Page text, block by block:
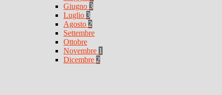
Giugno 3
Luglio 3
Agosto 2
Settembre
Ottobre
Novembre 1
Dicembre 2